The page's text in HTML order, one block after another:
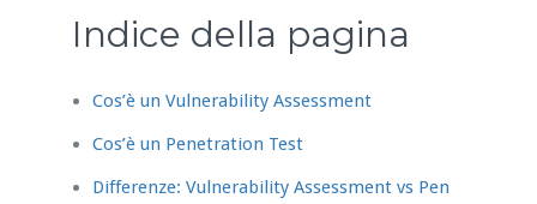
Indice della pagina
Cos’è un Vulnerability Assessment
Cos’è un Penetration Test
Differenze: Vulnerability Assessment vs Pen